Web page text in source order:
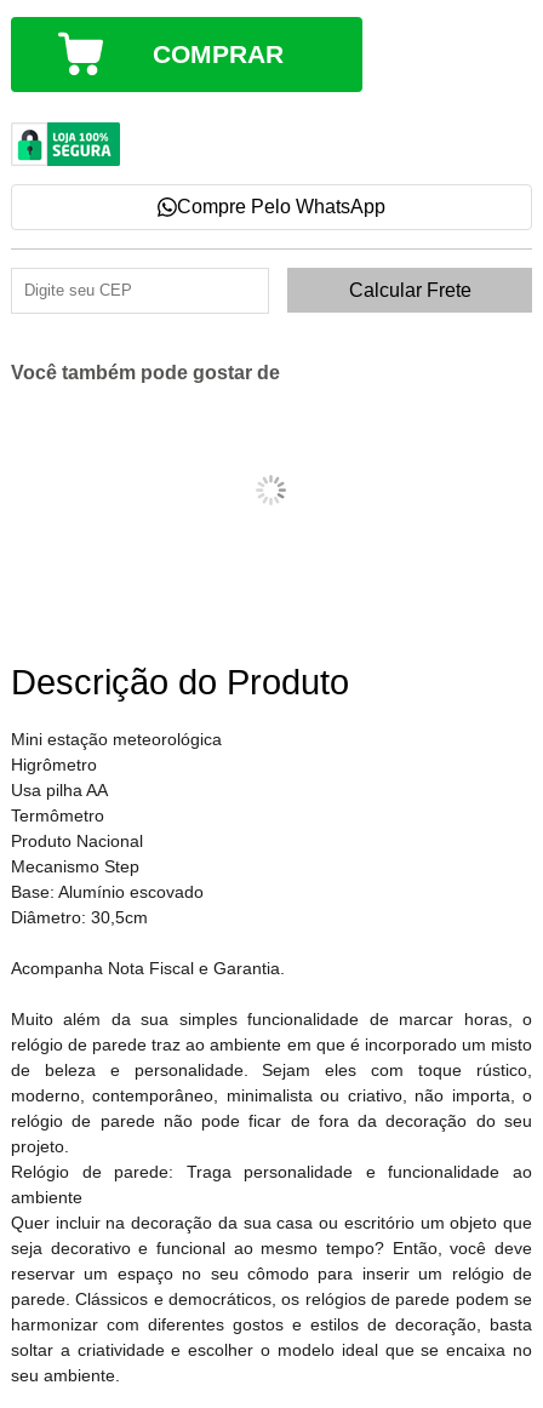
COMPRAR
Compre Pelo WhatsApp
Você também pode gostar de
Descrição do Produto
Mini estação meteorológica
Higrômetro
Usa pilha AA
Termômetro
Produto Nacional
Mecanismo Step
Base: Alumínio escovado
Diâmetro: 30,5cm
Acompanha Nota Fiscal e Garantia.
Muito além da sua simples funcionalidade de marcar horas, o
relógio de parede traz ao ambiente em que é incorporado um misto
de beleza e personalidade. Sejam eles com toque rústico,
moderno, contemporâneo, minimalista ou criativo, não importa, o
relógio de parede não pode ficar de fora da decoração do seu
projeto.
Relógio de parede: Traga personalidade e funcionalidade ao
ambiente
Quer incluir na decoração da sua casa ou escritório um objeto que
seja decorativo e funcional ao mesmo tempo? Então, você deve
reservar um espaço no seu cômodo para inserir um relógio de
parede. Clássicos e democráticos, os relógios de parede podem se
harmonizar com diferentes gostos e estilos de decoração, basta
soltar a criatividade e escolher o modelo ideal que se encaixa no
seu ambiente.